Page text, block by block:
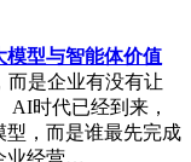
模型与智能体价值
而是企业有没有让
AI时代已经到来，
型，而是谁最先完成
业经营…